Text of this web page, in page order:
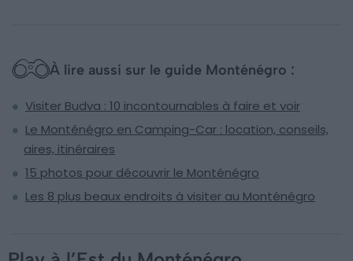
À lire aussi sur le guide Monténégro :
Visiter Budva : 10 incontournables à faire et voir
Le Monténégro en Camping-Car : location, conseils,
aires, itinéraires
15 photos pour découvrir le Monténégro
Les 8 plus beaux endroits à visiter au Monténégro